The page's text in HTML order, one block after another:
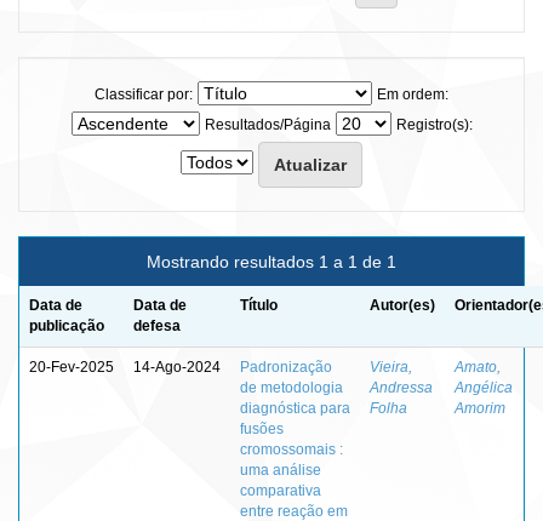
Classificar por:
Em ordem:
Resultados/Página
Registro(s):
Mostrando resultados 1 a 1 de 1
Data de
publicação
Data de
defesa
Título Autor(es)
20-Fev-2025 14-Ago-2024
Padronização
de metodologia
diagnóstica para
fusões
cromossomais :
uma análise
comparativa
entre reação em
Vieira,
Andressa
Folha
Amato,
Angélica
Amorim